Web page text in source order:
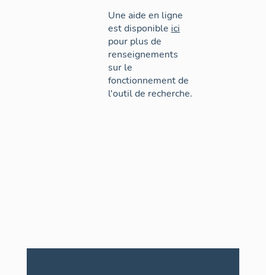
Une aide en ligne
est disponible ici
pour plus de
renseignements
sur le
fonctionnement de
l'outil de recherche.